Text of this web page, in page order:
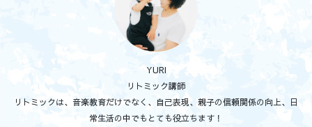
YURI
リトミック講師
リトミックは、音楽教育だけでなく、自己表現、親子の信頼関係の向上、日
常生活の中でもとても役立ちます！